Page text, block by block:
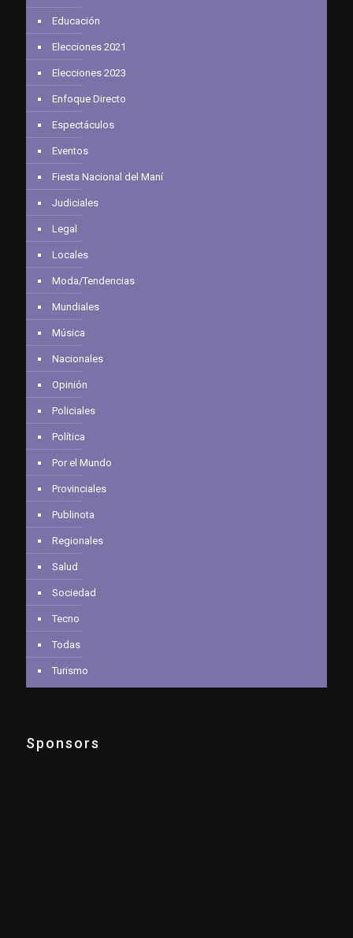
Educación
Elecciones 2021
Elecciones 2023
Enfoque Directo
Espectáculos
Eventos
Fiesta Nacional del Maní
Judiciales
Legal
Locales
Moda/Tendencias
Mundiales
Música
Nacionales
Opinión
Policiales
Política
Por el Mundo
Provinciales
Publinota
Regionales
Salud
Sociedad
Tecno
Todas
Turismo
Sponsors